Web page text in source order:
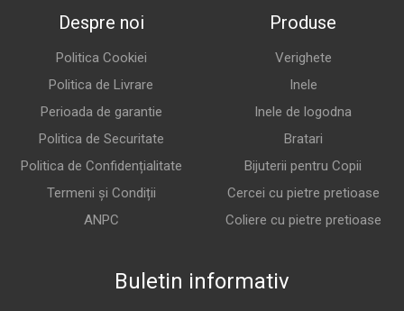
Despre noi
Politica Cookiei
Politica de Livrare
Perioada de garantie
Politica de Securitate
Politica de Confidențialitate
Termeni și Condiții
ANPC
Produse
Verighete
Inele
Inele de logodna
Bratari
Bijuterii pentru Copii
Cercei cu pietre pretioase
Coliere cu pietre pretioase
Buletin informativ